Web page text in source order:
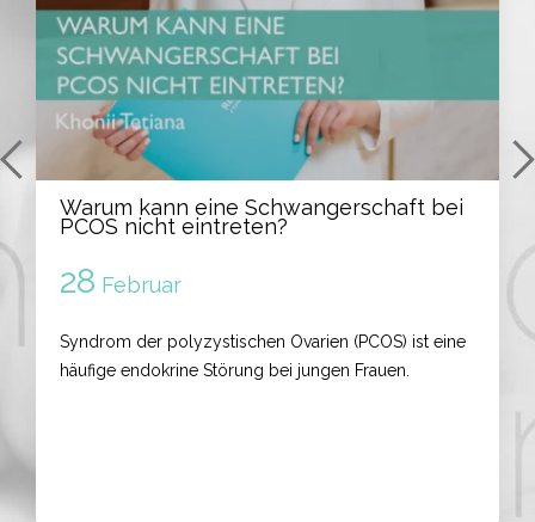
Warum kann eine Schwangerschaft bei
PCOS nicht eintreten?
28 Februar
Syndrom der polyzystischen Ovarien (PCOS) ist eine
häufige endokrine Störung bei jungen Frauen.